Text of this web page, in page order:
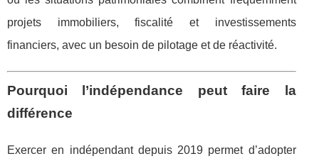
projets immobiliers, fiscalité et investissements
financiers, avec un besoin de pilotage et de réactivité.
Pourquoi l’indépendance peut faire la
différence
Exercer en indépendant depuis 2019 permet d’adopter